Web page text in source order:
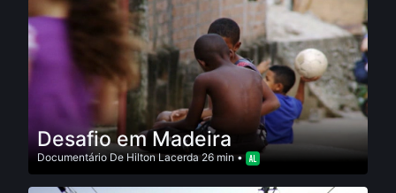
Desafio em Madeira
DocumentárioDe Hilton Lacerda 26 min •